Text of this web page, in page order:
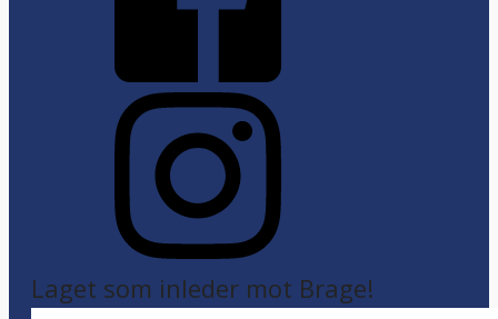
Laget som inleder mot Brage!